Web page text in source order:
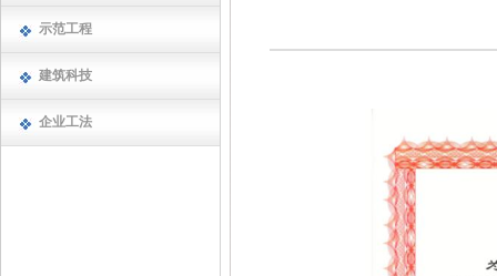
示范工程
建筑科技
企业工法